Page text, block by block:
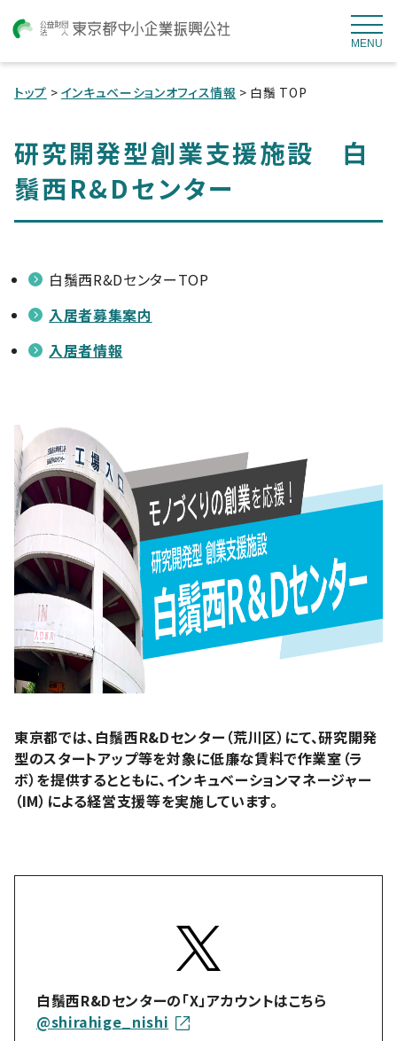
MENU
トップ > インキュベーションオフィス情報 > 白鬚 TOP
研究開発型創業支援施設 白
鬚西R&Dセンター
白鬚西R&DセンターTOP
入居者募集案内
入居者情報
東京都では、白鬚西R&Dセンター（荒川区）にて、研究開発
型のスタートアップ等を対象に低廉な賃料で作業室（ラ
ボ）を提供するとともに、インキュベーションマネージャー
（IM）による経営支援等を実施しています。
白鬚西R&Dセンターの「X」アカウントはこちら
@shirahige_nishi